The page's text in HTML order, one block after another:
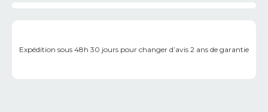
Expédition sous 48h 30 jours pour changer d’avis 2 ans de garantie